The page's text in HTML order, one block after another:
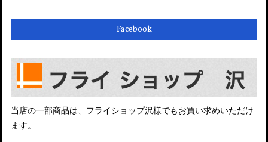
Facebook
当店の一部商品は、フライショップ沢様でもお買い求めいただけ
ます。